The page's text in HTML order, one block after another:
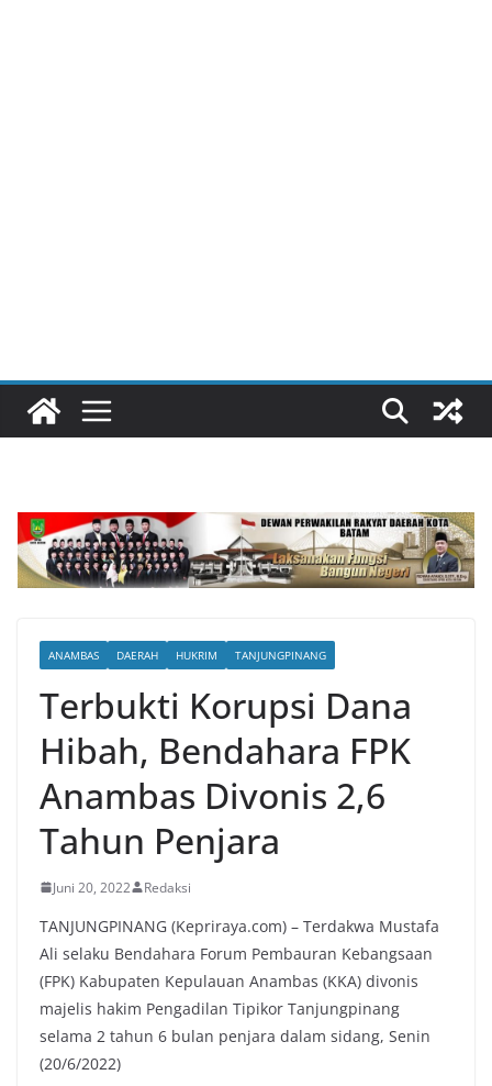
ANAMBAS DAERAH HUKRIM TANJUNGPINANG
Terbukti Korupsi Dana
Hibah, Bendahara FPK
Anambas Divonis 2,6
Tahun Penjara
Juni 20, 2022 Redaksi
TANJUNGPINANG (Kepriraya.com) – Terdakwa Mustafa
Ali selaku Bendahara Forum Pembauran Kebangsaan
(FPK) Kabupaten Kepulauan Anambas (KKA) divonis
majelis hakim Pengadilan Tipikor Tanjungpinang
selama 2 tahun 6 bulan penjara dalam sidang, Senin
(20/6/2022)